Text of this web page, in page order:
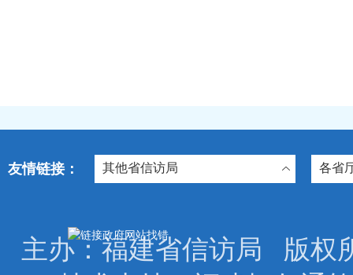
友情链接： 其他省信访局 各省
主办：福建省信访局 版权